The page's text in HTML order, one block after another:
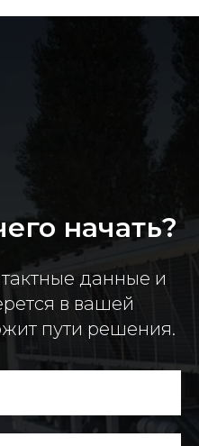
начать?
данные и
в вашей
пути решения.